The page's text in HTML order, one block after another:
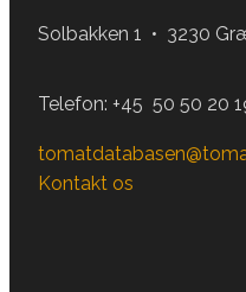
Solbakken 1 • 3230
Telefon: +45 50 50 20
Kontakt os